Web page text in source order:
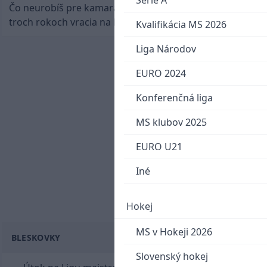
Kvalifikácia MS 2026
Liga Národov
EURO 2024
Konferenčná liga
MS klubov 2025
EURO U21
Iné
Hokej
MS v Hokeji 2026
Slovenský hokej
Čo neurobíš pre kamaráta! Marián Hossa sa po
troch rokoch vracia na ľad
BLESKOVKY